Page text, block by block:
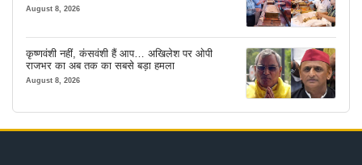
इंतजाम
August 8, 2026
कृष्णवंशी नहीं, कंसवंशी हैं आप… अखिलेश पर ओपी
राजभर का अब तक का सबसे बड़ा हमला
August 8, 2026